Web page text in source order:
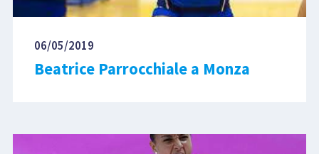
06/05/2019
Beatrice Parrocchiale a Monza